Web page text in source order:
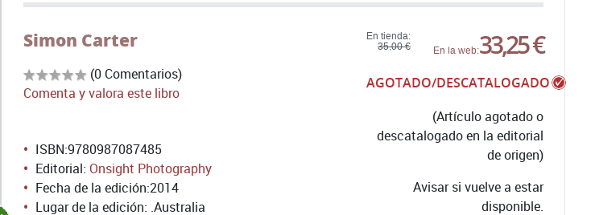
Simon Carter
(0 Comentarios)
Comenta y valora este libro
En tienda:
35,00 €
En la web:33,25 €
AGOTADO/DESCATALOGADO
(Artículo agotado o
descatalogado en la editorial
de origen)
Avisar si vuelve a estar
disponible.
ISBN:9780987087485
Editorial: Onsight Photography
Fecha de la edición:2014
Lugar de la edición: .Australia